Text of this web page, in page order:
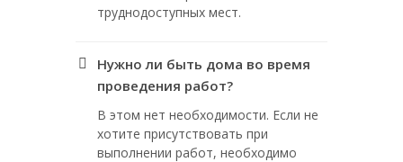
труднодоступных мест.
Нужно ли быть дома во время
проведения работ?
В этом нет необходимости. Если не
хотите присутствовать при
выполнении работ, необходимо